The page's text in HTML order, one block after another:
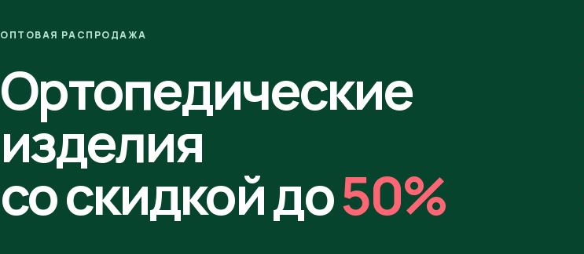
ОПТОВАЯ РАСПРОДАЖА
Ортопедические
изделия
со скидкой до50%